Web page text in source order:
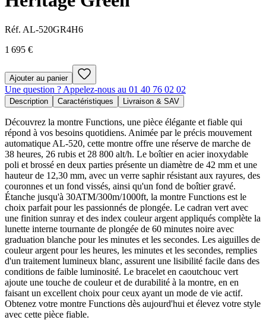
Réf. AL-520GR4H6
1 695 €
Ajouter au panier
Une question ? Appelez-nous au 01 40 76 02 02
Description Caractéristiques Livraison & SAV
Découvrez la montre Functions, une pièce élégante et fiable qui
répond à vos besoins quotidiens. Animée par le précis mouvement
automatique AL-520, cette montre offre une réserve de marche de
38 heures, 26 rubis et 28 800 alt/h. Le boîtier en acier inoxydable
poli et brossé en deux parties présente un diamètre de 42 mm et une
hauteur de 12,30 mm, avec un verre saphir résistant aux rayures, des
couronnes et un fond vissés, ainsi qu'un fond de boîtier gravé.
Étanche jusqu'à 30ATM/300m/1000ft, la montre Functions est le
choix parfait pour les passionnés de plongée. Le cadran vert avec
une finition sunray et des index couleur argent appliqués complète la
lunette interne tournante de plongée de 60 minutes noire avec
graduation blanche pour les minutes et les secondes. Les aiguilles de
couleur argent pour les heures, les minutes et les secondes, remplies
d'un traitement lumineux blanc, assurent une lisibilité facile dans des
conditions de faible luminosité. Le bracelet en caoutchouc vert
ajoute une touche de couleur et de durabilité à la montre, en en
faisant un excellent choix pour ceux ayant un mode de vie actif.
Obtenez votre montre Functions dès aujourd'hui et élevez votre style
avec cette pièce fiable.